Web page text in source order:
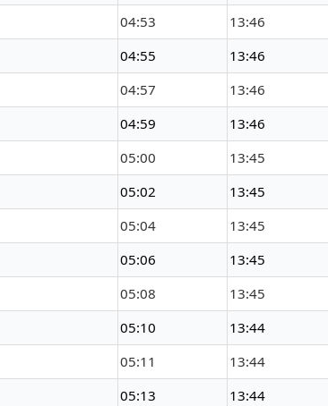
04:53 13:46
04:55 13:46
04:57 13:46
04:59 13:46
05:00 13:45
05:02 13:45
05:04 13:45
05:06 13:45
05:08 13:45
05:10 13:44
05:11 13:44
05:13 13:44